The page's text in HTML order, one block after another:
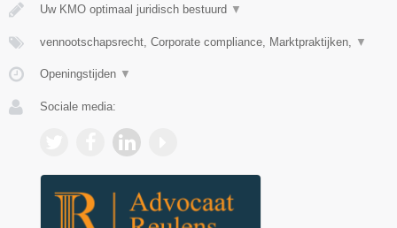
Uw KMO optimaal juridisch bestuurd ▼
vennootschapsrecht, Corporate compliance, Marktpraktijken, ▼
Openingstijden ▼
Sociale media: